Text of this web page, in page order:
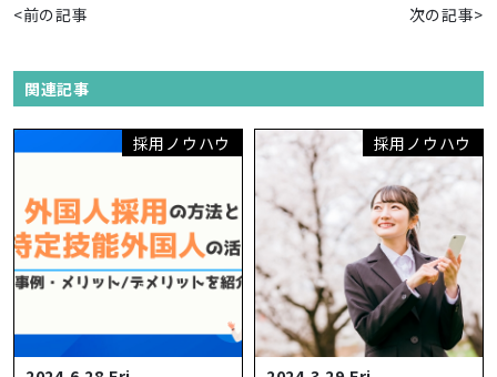
<前の記事 次の記事>
関連記事
採用ノウハウ 採用ノウハウ